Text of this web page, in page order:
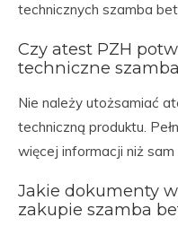
technicznych szamba
Czy atest PZH
techniczne
Nie należy utożsamiać
techniczną produktu.
więcej informacji niż
Jakie dokumenty
zakupie szamba